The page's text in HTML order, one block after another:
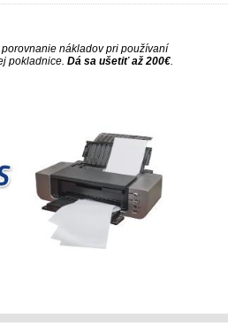
nákladov pri používaní
pokladnice. Dá sa ušetiť až 200€.